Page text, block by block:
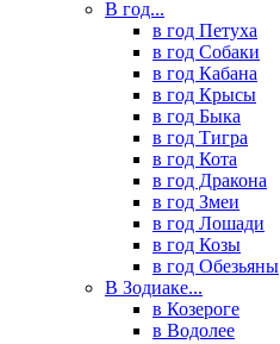
В год...
в год Петуха
в год Собаки
в год Кабана
в год Крысы
в год Быка
в год Тигра
в год Кота
в год Дракона
в год Змеи
в год Лошади
в год Козы
в год Обезьяны
В Зодиаке...
в Козероге
в Водолее